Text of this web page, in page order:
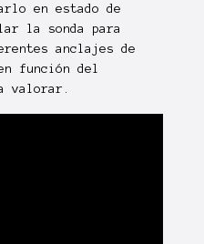
en estado de
la sonda para
anclajes de
función del
valorar.